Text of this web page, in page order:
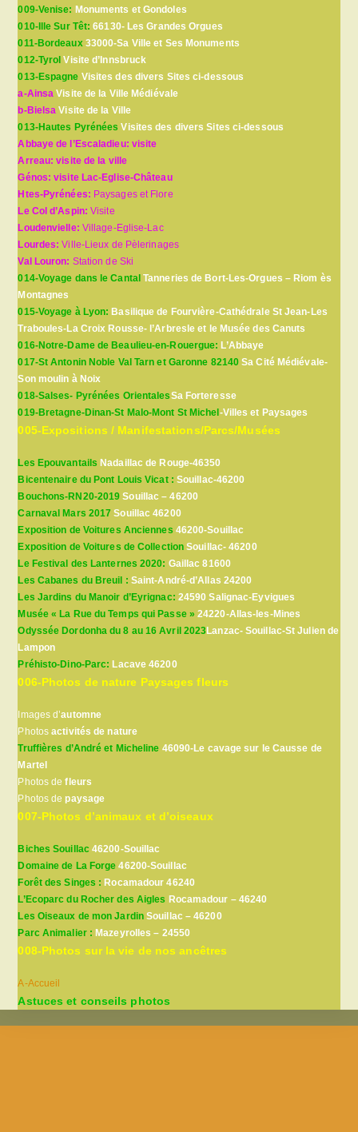
009-Venise: Monuments et Gondoles
010-Ille Sur Têt:66130- Les Grandes Orgues
011-Bordeaux33000-Sa Ville et Ses Monuments
012-Tyrol Visite d’Innsbruck
013-Espagne Visites des divers Sites ci-dessous
a-Ainsa Visite de la Ville Médiévale
b-Bielsa Visite de la Ville
013-Hautes Pyrénées Visites des divers Sites ci-dessous
Abbaye de l’Escaladieu: visite
Arreau: visite de la ville
Génos: visite Lac-Eglise-Château
Htes-Pyrénées: Paysages et Flore
Le Col d’Aspin:Visite
Loudenvielle: Village-Eglise-Lac
Lourdes:Ville-Lieux de Pèlerinages
Val Louron: Station de Ski
014-Voyage dans le Cantal Tanneries de Bort-Les-Orgues – Riom ès
Montagnes
015-Voyage à Lyon: Basilique de Fourvière-Cathédrale St Jean-Les
Traboules-La Croix Rousse- l’Arbresle et le Musée des Canuts
016-Notre-Dame de Beaulieu-en-Rouergue: L’Abbaye
017-St Antonin Noble Val Tarn et Garonne 82140 Sa Cité Médiévale-
Son moulin à Noix
018-Salses- Pyrénées OrientalesSa Forteresse
019-Bretagne-Dinan-St Malo-Mont St Michel -Villes et Paysages
005-Expositions / Manifestations/Parcs/Musées
Les Epouvantails Nadaillac de Rouge-46350
Bicentenaire du Pont Louis Vicat : Souillac-46200
Bouchons-RN20-2019Souillac – 46200
Carnaval Mars 2017 Souillac 46200
Exposition de Voitures Anciennes 46200-Souillac
Exposition de Voitures de Collection Souillac- 46200
Le Festival des Lanternes 2020: Gaillac 81600
Les Cabanes du Breuil : Saint-André-d’Allas 24200
Les Jardins du Manoir d’Eyrignac: 24590 Salignac-Eyvigues
Musée « La Rue du Temps qui Passe » 24220-Allas-les-Mines
Odyssée Dordonha du 8 au 16 Avril 2023Lanzac- Souillac-St Julien de
Lampon
Préhisto-Dino-Parc: Lacave 46200
006-Photos de nature Paysages fleurs
Images d’automne
Photosactivités de nature
Truffières d’André et Micheline 46090-Le cavage sur le Causse de
Martel
Photos defleurs
Photos depaysage
007-Photos d’animaux et d’oiseaux
Biches Souillac46200-Souillac
Domaine de La Forge 46200-Souillac
Forêt des Singes : Rocamadour 46240
L’Ecoparc du Rocher des Aigles Rocamadour – 46240
Les Oiseaux de mon JardinSouillac – 46200
Parc Animalier : Mazeyrolles – 24550
008-Photos sur la vie de nos ancêtres
A-Accueil
Astuces et conseils photos